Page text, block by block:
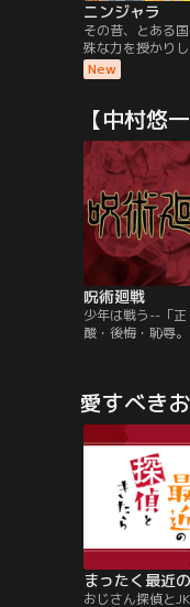
ニンジャラ
その昔、とある
殊な力を授かり
『忍者』と呼ばれ
え、諜報活動を中
不要な存在に。
るように海を渡
った。忍者の子
殊な能力、シノ
め…。
New
【中村悠
呪術廻戦
少年は戦う--「
酸・後悔・恥辱
的な身体能力を持
く普通の高校生
日“呪い”に襲わ
呪物“両面宿儺
愛すべき
まったく最近
おじさん探偵と